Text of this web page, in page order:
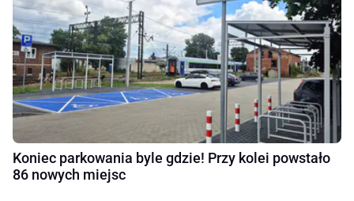
Koniec parkowania byle gdzie! Przy kolei powstało
86 nowych miejsc